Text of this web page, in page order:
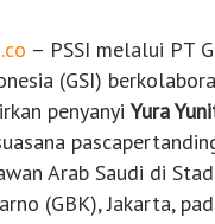
– PSSI melalui PT
(GSI)
penyanyiYura
Arab Saudi di
(GBK), Jakarta,